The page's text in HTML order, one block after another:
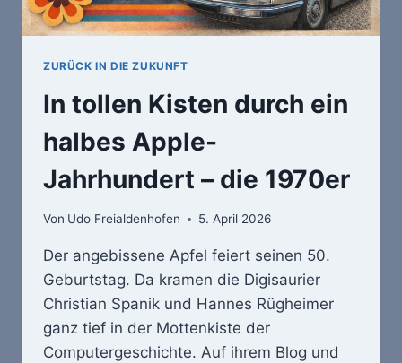
ZURÜCK IN DIE ZUKUNFT
In tollen Kisten durch ein
halbes Apple-
Jahrhundert – die 1970er
Von Udo Freialdenhofen 5. April 2026
Der angebissene Apfel feiert seinen 50.
Geburtstag. Da kramen die Digisaurier
Christian Spanik und Hannes Rügheimer
ganz tief in der Mottenkiste der
Computergeschichte. Auf ihrem Blog und